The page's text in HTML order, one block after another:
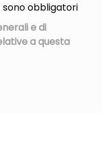
obbligatori
e di
a questa